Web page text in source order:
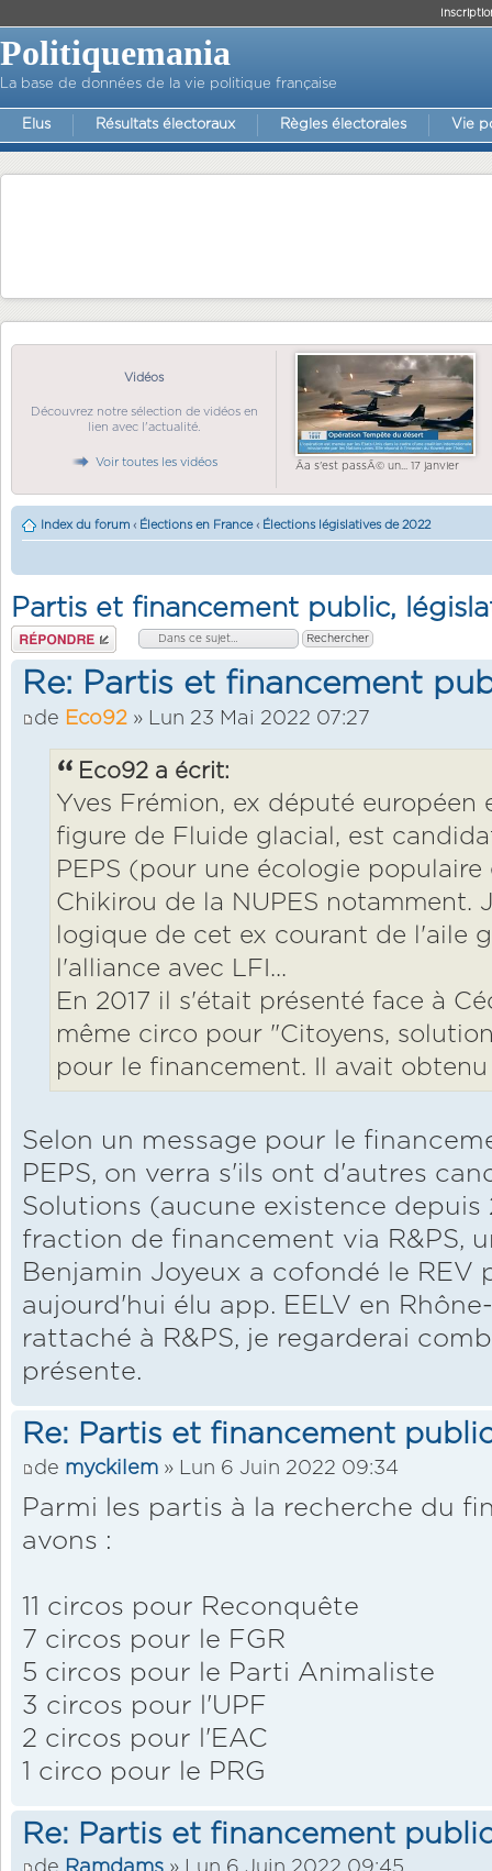
Politiquemania
La base de données de la vie politique française
Elus Résultats électoraux Règles électorales Vie
Vidéos
Découvrez notre sélection de vidéos en
lien avec l'actualité.
Voir toutes les vidéos Ãa s'est passÃ© un... 17 janvier
Index du forum ‹ Élections en France ‹ Élections législatives de 2022
Partis et financement public,
Répondre
Re: Partis et financement
de Eco92 » Lun 23 Mai 2022 07:27
Eco92 a écrit:
Yves Frémion, ex député européen
figure de Fluide glacial, est
PEPS (pour une écologie
Chikirou de la NUPES notamment.
logique de cet ex courant de l'aile
l'alliance avec LFI...
En 2017 il s'était présenté face à
même circo pour "Citoyens,
pour le financement. Il avait
Selon un message pour le
PEPS, on verra s'ils ont d'autres
Solutions (aucune existence depuis
fraction de financement via R&PS,
Benjamin Joyeux a cofondé le REV
aujourd'hui élu app. EELV en
rattaché à R&PS, je regarderai
présente.
Re: Partis et financement
de myckilem » Lun 6 Juin 2022 09:34
Parmi les partis à la recherche du
avons :
11 circos pour Reconquête
7 circos pour le FGR
5 circos pour le Parti Animaliste
3 circos pour l'UPF
2 circos pour l'EAC
1 circo pour le PRG
Re: Partis et financement